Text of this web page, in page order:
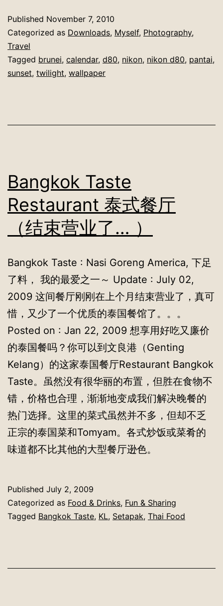
Published November 7, 2010
Categorized as Downloads, Myself, Photography,
Travel
Tagged brunei, calendar, d80, nikon, nikon d80, pantai,
sunset, twilight, wallpaper
Bangkok Taste
Restaurant 泰式餐厅
（结束营业了… ）
Bangkok Taste : Nasi Goreng America, 下足
了料， 我的最爱之一～ Update : July 02,
2009 这间餐厅刚刚在上个月结束营业了，真可
惜，又少了一个优质的泰国餐馆了。。。
Posted on : Jan 22, 2009 想享用好吃又廉价
的泰国餐吗？你可以到文良港（Genting
Kelang）的这家泰国餐厅Restaurant Bangkok
Taste。虽然没有很华丽的布置，但胜在食物不
错，价格也合理，渐渐地变成我们解决晚餐的
热门选择。这里的菜式虽然并不多，但却不乏
正宗的泰国菜和Tomyam。各式炒饭或菜肴的
味道都不比其他的大型餐厅逊色。
Published July 2, 2009
Categorized as Food & Drinks, Fun & Sharing
Tagged Bangkok Taste, KL, Setapak, Thai Food